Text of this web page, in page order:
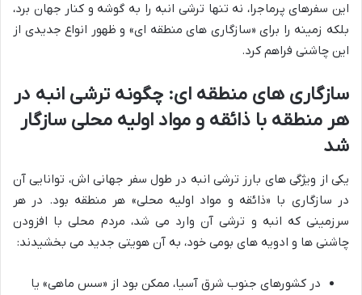
این سفرهای پرماجرا، نه تنها ترشی انبه را به گوشه و کنار جهان برد،
بلکه زمینه را برای «سازگاری های منطقه ای» و ظهور انواع جدیدی از
این چاشنی فراهم کرد.
سازگاری های منطقه ای: چگونه ترشی انبه در
هر منطقه با ذائقه و مواد اولیه محلی سازگار
شد
یکی از ویژگی های بارز ترشی انبه در طول سفر جهانی اش، توانایی آن
در سازگاری با «ذائقه و مواد اولیه محلی» هر منطقه بود. در هر
سرزمینی که انبه و ترشی آن وارد می شد، مردم محلی با افزودن
چاشنی ها و ادویه های بومی خود، به آن هویتی جدید می بخشیدند:
در کشورهای جنوب شرق آسیا، ممکن بود از «سس ماهی» یا